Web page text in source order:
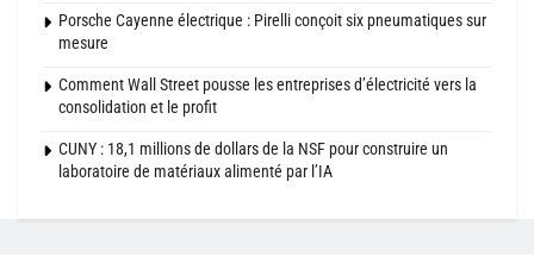
Porsche Cayenne électrique : Pirelli conçoit six pneumatiques sur
mesure
Comment Wall Street pousse les entreprises d’électricité vers la
consolidation et le profit
CUNY : 18,1 millions de dollars de la NSF pour construire un
laboratoire de matériaux alimenté par l’IA